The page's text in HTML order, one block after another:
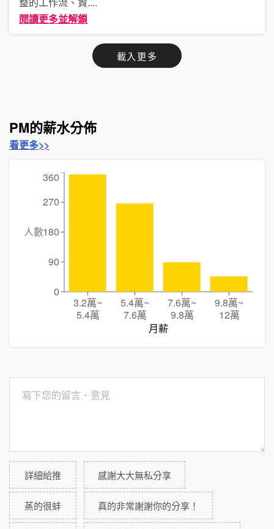
閱讀更多並解鎖
載入更多
PM的薪水分佈
看更多>>
3.2萬~
5.4萬
5.4萬~
7.6萬
7.6萬~
9.8萬
9.8萬~
12萬
月薪
0
90
180
270
360
人數
詳細給推 感謝大大無私分享
蒸的很蚌 真的非常謝謝你的分享！